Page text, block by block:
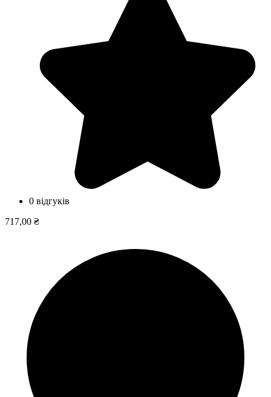
0 відгуків
717,00 ₴